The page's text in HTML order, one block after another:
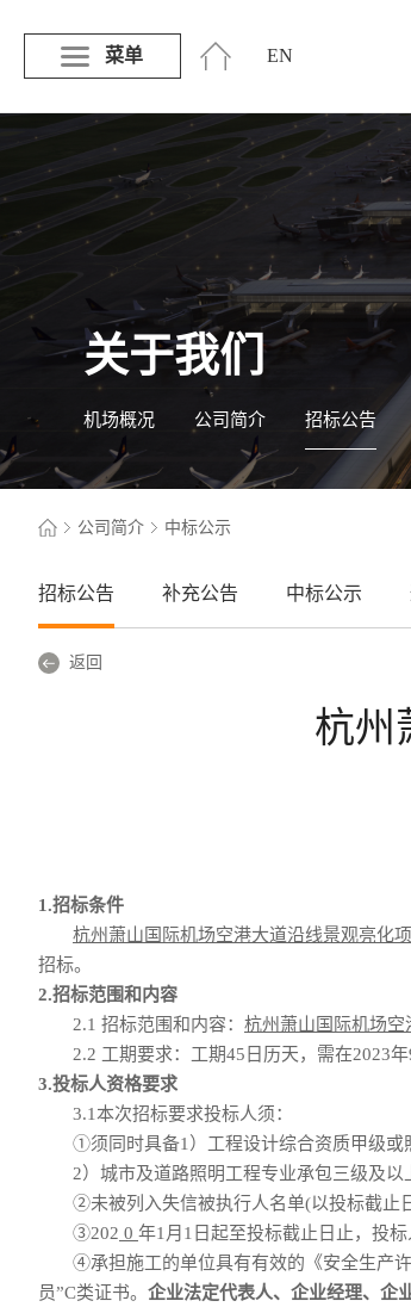
菜单 EN
关于我们
机场概况 公司简介 招标公告
公司简介 中标公示
招标公告 补充公告 中标公示
返回
杭州
1.招标条件
杭州萧山国际机场空港大道沿线景观亮化
招标。
2.招标范围和内容
2.1 招标范围和内容： 杭州萧山国际机场空
2.2 工期要求： 工期45日历天，需在2023
3.投标人资格要求
3.1本次招标要求投标人须：
①须同时具备1）工程设计综合资质甲级或
2） 城市及道路照明工程专业承包三级及以
②未被列入失信被执行人名单(以投标截止
③202 0 年1月1日起至投标截止日止， 投标
④承担施工的单位具有有效的《安全生产
员”C类证书。 企业法定代表人、企业经理、企